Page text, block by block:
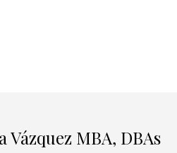
Vázquez MBA, DBAs